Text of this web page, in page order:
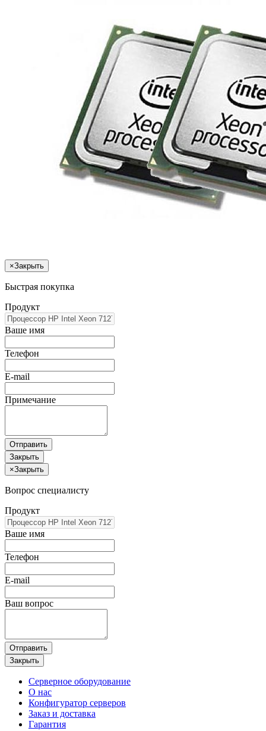
×Закрыть
Быстрая покупка
Продукт
Ваше имя
Телефон
E-mail
Примечание
Отправить
Закрыть
×Закрыть
Вопрос специалисту
Продукт
Ваше имя
Телефон
E-mail
Ваш вопрос
Отправить
Закрыть
Серверное оборудование
О нас
Конфигуратор серверов
Заказ и доставка
Гарантия